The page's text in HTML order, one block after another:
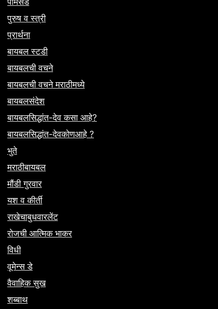
पुरुष व स्त्री
प्रार्थना
बायबल स्टडी
बायबलची वचने
बायबलची वचने मराठीमध्ये
बायबलसंदेश
बायबलसिद्धांत-देव कसा आहे?
बायबलसिद्धांत-देवकोणआहे ?
भुते
मराठीबायबल
मौंडी गुरवार
यश व कीर्ती
राखेचाबुधवारलेंट
रोजची आत्मिक भाकर
विधी
वूमेन्स डे
वैवाहिक सुख
शब्बाथ